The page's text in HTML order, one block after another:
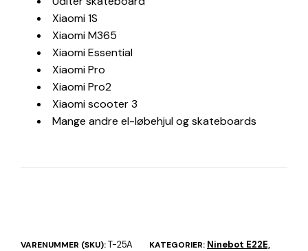
Xiaomi 1S
Xiaomi M365
Xiaomi Essential
Xiaomi Pro
Xiaomi Pro2
Xiaomi scooter 3
Mange andre el-løbehjul og skateboards
VARENUMMER (SKU):T-25A KATEGORIER: Ninebot E22E,